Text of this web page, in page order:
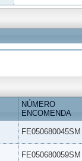
NÚMERO
ENCOMENDA
FE050680045SM
FE050680059SM